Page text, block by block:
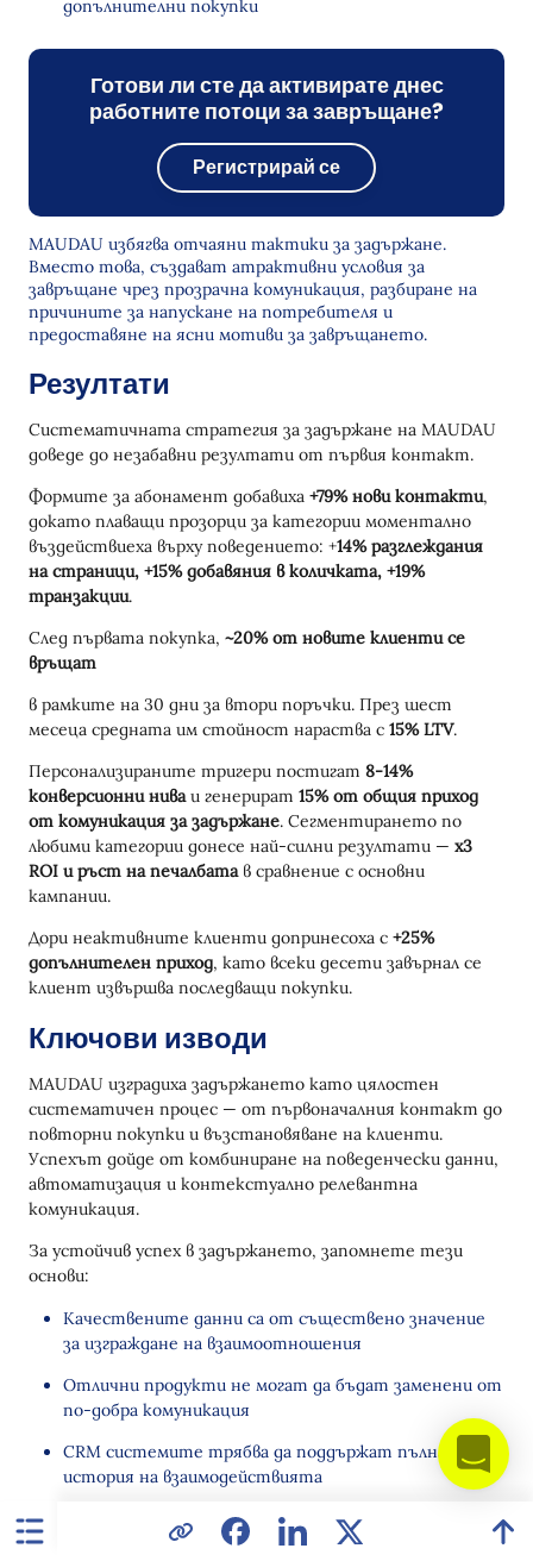
допълнителни покупки
Готови ли сте да активирате днес
работните потоци за завръщане?
Регистрирай се
MAUDAU избягва отчаяни тактики за задържане.
Вместо това, създават атрактивни условия за
завръщане чрез прозрачна комуникация, разбиране на
причините за напускане на потребителя и
предоставяне на ясни мотиви за завръщането.
Резултати
Систематичната стратегия за задържане на MAUDAU
доведе до незабавни резултати от първия контакт.
Формите за абонамент добавиха +79% нови контакти,
докато плаващи прозорци за категории моментално
въздействиеха върху поведението: +14% разглеждания
на страници, +15% добавяния в количката, +19%
транзакции.
След първата покупка, ~20% от новите клиенти се
връщат
в рамките на 30 дни за втори поръчки. През шест
месеца средната им стойност нараства с 15% LTV.
Персонализираните тригери постигат 8-14%
конверсионни ниваи генерират 15% от общия приход
от комуникация за задържане. Сегментирането по
любими категории донесе най-силни резултати — x3
ROI и ръст на печалбатав сравнение с основни
кампании.
Дори неактивните клиенти допринесоха с +25%
допълнителен приход, като всеки десети завърнал се
клиент извършва последващи покупки.
Ключови изводи
MAUDAU изградиха задържането като цялостен
систематичен процес — от първоначалния контакт до
повторни покупки и възстановяване на клиенти.
Успехът дойде от комбиниране на поведенчески данни,
автоматизация и контекстуално релевантна
комуникация.
За устойчив успех в задържането, запомнете тези
основи:
Качествените данни са от съществено значение
за изграждане на взаимоотношения
Отлични продукти не могат да бъдат заменени от
по-добра комуникация
CRM системите трябва да поддържат пълна
история на взаимодействията
Маркетинговите инструменти изискват
гъвкавост и контрол